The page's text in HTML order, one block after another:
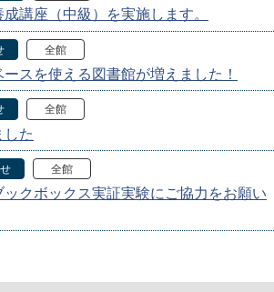
講座（中級）を実施します。
全館
スを使える図書館が増えました！
全館
した
全館
クボックス実証実験にご協力をお願い